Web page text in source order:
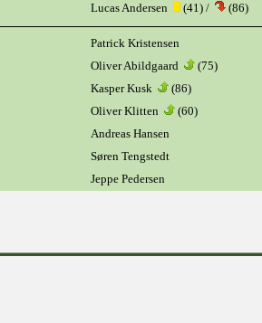
Lucas Andersen (41) / (86)
Patrick Kristensen
Oliver Abildgaard
(75)
Kasper Kusk
(86)
Oliver Klitten
(60)
Andreas Hansen
Søren Tengstedt
Jeppe Pedersen